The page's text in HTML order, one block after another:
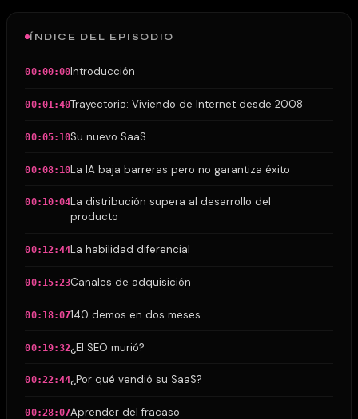
ÍNDICE DEL EPISODIO
00:00:00Introducción
00:01:40Trayectoria: Viviendo de Internet desde 2008
00:05:10Su nuevo SaaS
00:08:10La IA baja barreras pero no garantiza éxito
00:10:04La distribución supera al desarrollo del
producto
00:12:44La habilidad diferencial
00:15:23Canales de adquisición
00:18:07140 demos en dos meses
00:19:32¿El SEO murió?
00:22:44¿Por qué vendió su SaaS?
00:28:07Aprender del fracaso